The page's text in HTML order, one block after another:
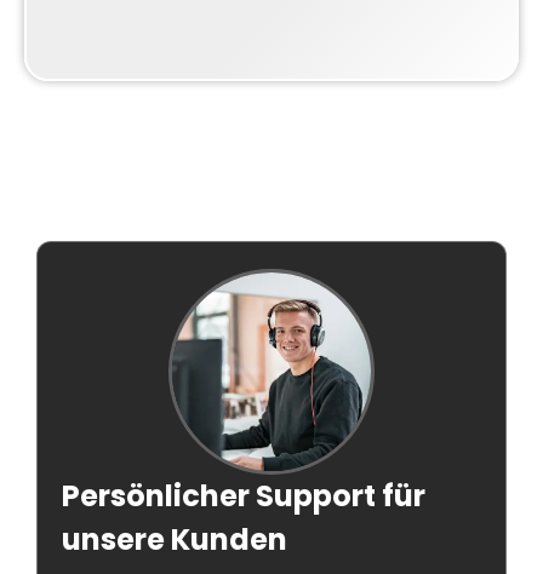
Persönlicher Support für
unsere Kunden